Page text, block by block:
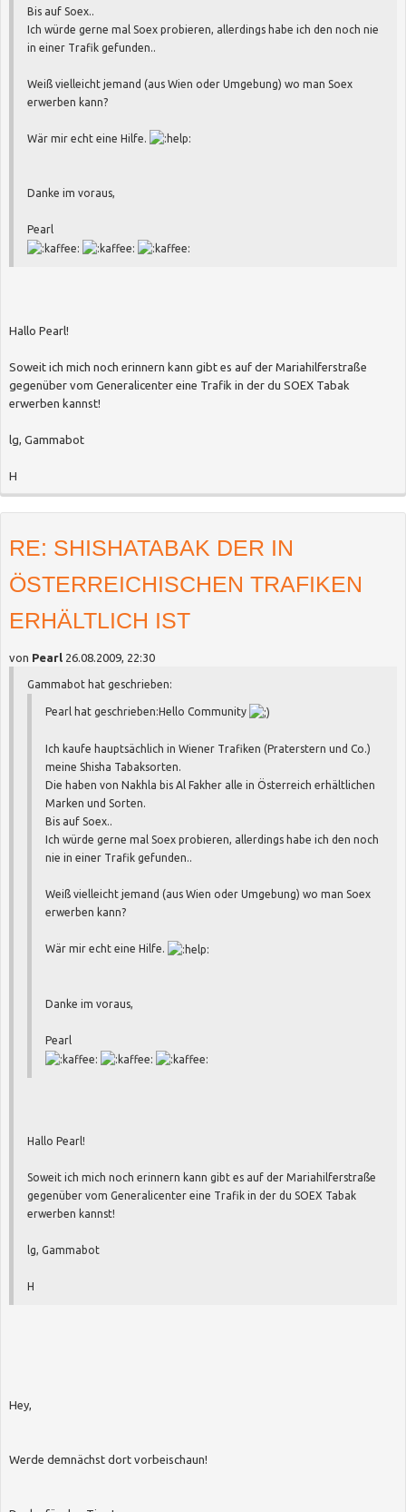
Bis auf Soex..
Ich würde gerne mal Soex probieren, allerdings habe ich den noch nie
in einer Trafik gefunden..
Weiß vielleicht jemand (aus Wien oder Umgebung) wo man Soex
erwerben kann?
Wär mir echt eine Hilfe.
Danke im voraus,
Pearl
Hallo Pearl!
Soweit ich mich noch erinnern kann gibt es auf der Mariahilferstraße
gegenüber vom Generalicenter eine Trafik in der du SOEX Tabak
erwerben kannst!
lg, Gammabot
H
RE: SHISHATABAK DER IN
ÖSTERREICHISCHEN TRAFIKEN
ERHÄLTLICH IST
von Pearl 26.08.2009, 22:30
Gammabot hat geschrieben:
Pearl hat geschrieben: Hello Community
Ich kaufe hauptsächlich in Wiener Trafiken (Praterstern und Co.)
meine Shisha Tabaksorten.
Die haben von Nakhla bis Al Fakher alle in Österreich erhältlichen
Marken und Sorten.
Bis auf Soex..
Ich würde gerne mal Soex probieren, allerdings habe ich den noch
nie in einer Trafik gefunden..
Weiß vielleicht jemand (aus Wien oder Umgebung) wo man Soex
erwerben kann?
Wär mir echt eine Hilfe.
Danke im voraus,
Pearl
Hallo Pearl!
Soweit ich mich noch erinnern kann gibt es auf der Mariahilferstraße
gegenüber vom Generalicenter eine Trafik in der du SOEX Tabak
erwerben kannst!
lg, Gammabot
H
Hey,
Werde demnächst dort vorbeischaun!